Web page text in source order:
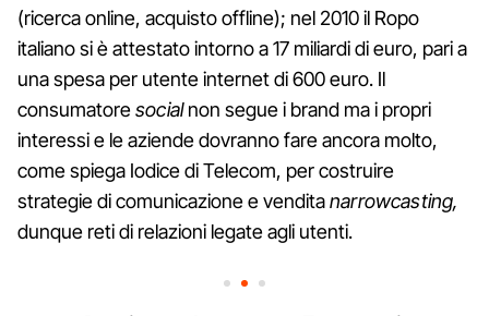
(ricerca online, acquisto offline); nel 2010 il Ropo
italiano si è attestato intorno a 17 miliardi di euro, pari a
una spesa per utente internet di 600 euro. Il
consumatoresocialnon segue i brand ma i propri
interessi e le aziende dovranno fare ancora molto,
come spiega Iodice di Telecom, per costruire
strategie di comunicazione e venditanarrowcasting,
dunque reti di relazioni legate agli utenti.